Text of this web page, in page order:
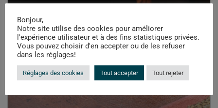
Bonjour,
Notre site utilise des cookies pour améliorer
l'expérience utilisateur et à des fins statistiques privées.
Vous pouvez choisir d'en accepter ou de les refuser
dans les réglages!
Réglages des cookies Tout accepter Tout rejeter